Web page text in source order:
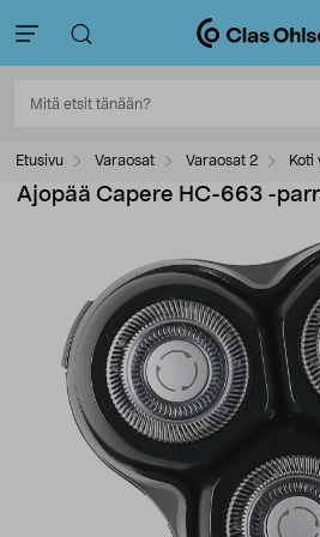
Etusivu Varaosat Varaosat 2 Koti
Ajopää Capere HC-663 -